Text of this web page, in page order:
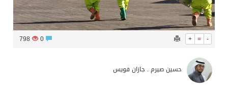
إجتماع المكتب التعريفي للمتقاعدين بالصوارمة-مركز الحكامية
+ = -
798
حسين صيرم . جازان فويس